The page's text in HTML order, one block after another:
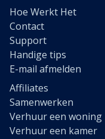
Hoe Werkt Het
Contact
Support
Handige tips
E-mail afmelden
Affiliates
Samenwerken
Verhuur een woning
Verhuur een kamer